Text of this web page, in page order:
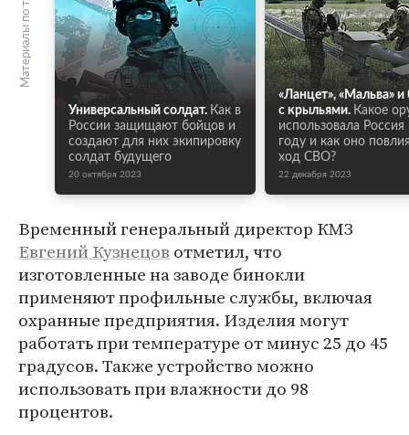
Материалы по теме
Универсальный солдат. Как в
России защищают бойцов и
создают для них экипировку
солдат будущего
20 октября 2023
«Ланцет», «Мальва»
с крыльями. Какое
использовала Россия
году и как оно
ход СВО?
22 декабря 2023
Временный генеральный директор КМЗ
Евгений Кузнецов отметил, что
изготовленные на заводе бинокли
применяют профильные службы, включая
охранные предприятия. Изделия могут
работать при температуре от минус 25 до 45
градусов. Также устройство можно
использовать при влажности до 98
процентов.